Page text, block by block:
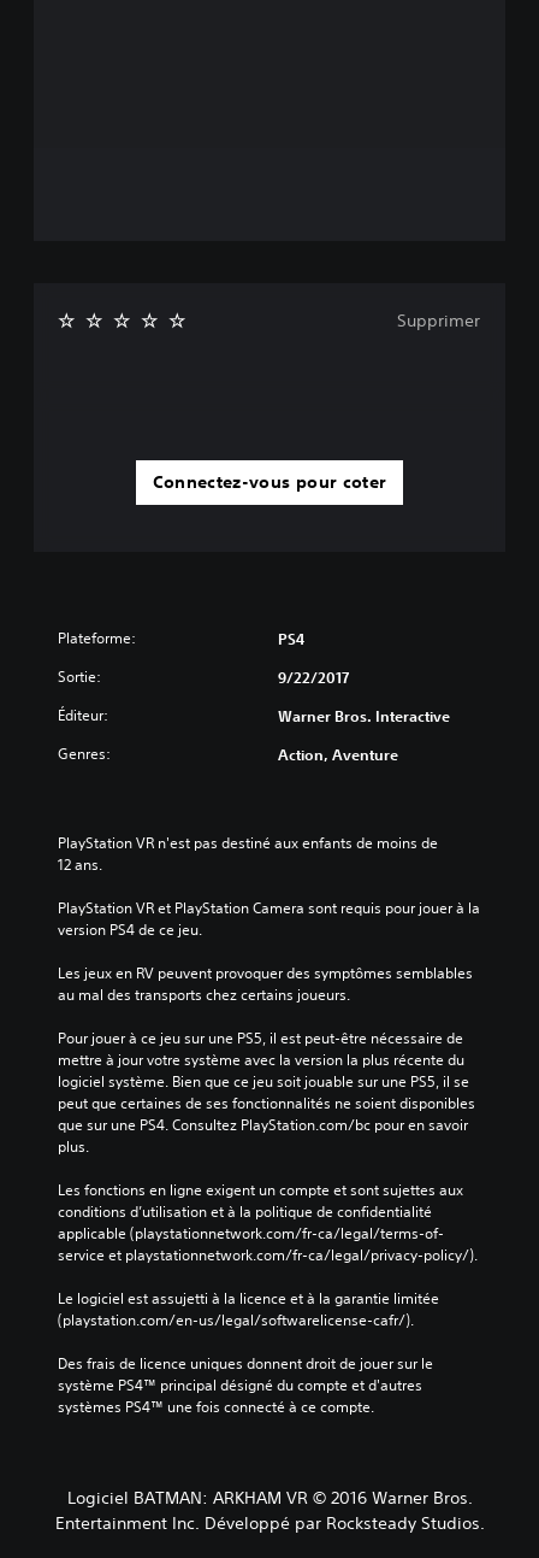
Connectez-vous pour coter
Supprimer
Plateforme: PS4
Sortie: 9/22/2017
Éditeur: Warner Bros. Interactive
Genres: Action, Aventure
PlayStation VR n'est pas destiné aux enfants de moins de
12 ans.
PlayStation VR et PlayStation Camera sont requis pour jouer à la
version PS4 de ce jeu.
Les jeux en RV peuvent provoquer des symptômes semblables
au mal des transports chez certains joueurs.
Pour jouer à ce jeu sur une PS5, il est peut-être nécessaire de
mettre à jour votre système avec la version la plus récente du
logiciel système. Bien que ce jeu soit jouable sur une PS5, il se
peut que certaines de ses fonctionnalités ne soient disponibles
que sur une PS4. Consultez PlayStation.com/bc pour en savoir
plus.
Les fonctions en ligne exigent un compte et sont sujettes aux
conditions d’utilisation et à la politique de confidentialité
applicable (playstationnetwork.com/fr-ca/legal/terms-of-
service et playstationnetwork.com/fr-ca/legal/privacy-policy/).
Le logiciel est assujetti à la licence et à la garantie limitée
(playstation.com/en-us/legal/softwarelicense-cafr/).
Des frais de licence uniques donnent droit de jouer sur le
système PS4™ principal désigné du compte et d'autres
systèmes PS4™ une fois connecté à ce compte.
Logiciel BATMAN: ARKHAM VR © 2016 Warner Bros.
Entertainment Inc. Développé par Rocksteady Studios.